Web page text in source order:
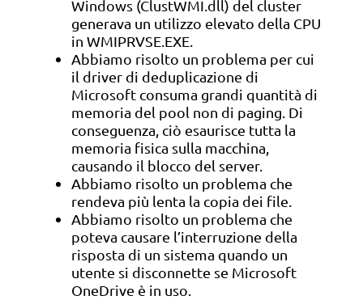
Windows (ClustWMI.dll) del cluster
generava un utilizzo elevato della CPU
in WMIPRVSE.EXE.
Abbiamo risolto un problema per cui
il driver di deduplicazione di
Microsoft consuma grandi quantità di
memoria del pool non di paging. Di
conseguenza, ciò esaurisce tutta la
memoria fisica sulla macchina,
causando il blocco del server.
Abbiamo risolto un problema che
rendeva più lenta la copia dei file.
Abbiamo risolto un problema che
poteva causare l’interruzione della
risposta di un sistema quando un
utente si disconnette se Microsoft
OneDrive è in uso.